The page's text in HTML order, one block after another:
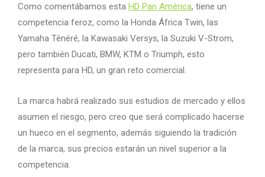
Como comentábamos esta HD Pan América, tiene un
competencia feroz, como la Honda África Twin, las
Yamaha Ténéré, la Kawasaki Versys, la Suzuki V-Strom,
pero también Ducati, BMW, KTM o Triumph, esto
representa para HD, un gran reto comercial.
La marca habrá realizado sus estudios de mercado y ellos
asumen el riesgo, pero creo que será complicado hacerse
un hueco en el segmento, además siguiendo la tradición
de la marca, sus precios estarán un nivel superior a la
competencia.